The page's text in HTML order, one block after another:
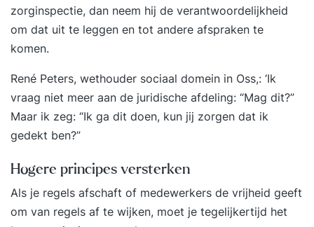
zorginspectie, dan neem hij de verantwoordelijkheid
om dat uit te leggen en tot andere afspraken te
komen.
René Peters, wethouder sociaal domein in Oss,: ‘Ik
vraag niet meer aan de juridische afdeling: “Mag dit?”
Maar ik zeg: “Ik ga dit doen, kun jij zorgen dat ik
gedekt ben?”
Hogere principes versterken
Als je regels afschaft of medewerkers de vrijheid geeft
om van regels af te wijken, moet je tegelijkertijd het